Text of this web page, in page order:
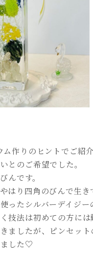
作りのヒントでご紹
とのご希望でした。
んです。
はり四角のびんで生き
ったシルバーデイジー
技法は初めての方に
ましたが、ピンセッ
した♡